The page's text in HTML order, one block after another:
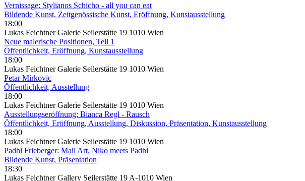
Vernissage: Stylianos Schicho - all you can eat
Bildende Kunst, Zeitgenössische Kunst, Eröffnung, Kunstausstellung
18:00
Lukas Feichtner Galerie Seilerstätte 19 1010 Wien
Neue malerische Positionen, Teil 1
Öffentlichkeit, Eröffnung, Kunstausstellung
18:00
Lukas Feichtner Galerie Seilerstätte 19 1010 Wien
Petar Mirkovic
Öffentlichkeit, Ausstellung
18:00
Lukas Feichtner Galerie Seilerstätte 19 1010 Wien
Ausstellungseröffnung: Bianca Regl - Rausch
Öffentlichkeit, Eröffnung, Ausstellung, Diskussion, Präsentation, Kunstausstellung
18:00
Lukas Feichtner Galerie Seilerstätte 19 1010 Wien
Padhi Frieberger: Mail Art. Niko meets Padhi
Bildende Kunst, Präsentation
18:30
Lukas Feichtner Gallery Seilerstätte 19 A-1010 Wien